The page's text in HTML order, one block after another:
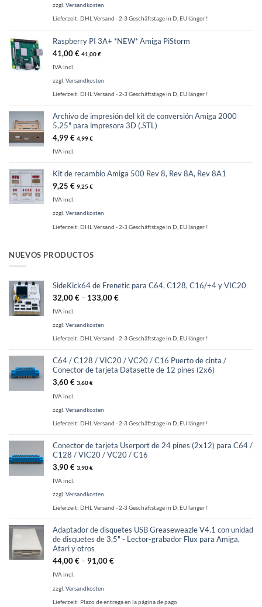
zzgl. Versandkosten
Lieferzeit: DHL Versand - 2-3 Geschäftstage in D, EU länger !
Raspberry PI 3A+ *NEW* Amiga PiStorm
41,00€ 41,00€
IVA incl.
zzgl. Versandkosten
Lieferzeit: DHL Versand - 2-3 Geschäftstage in D, EU länger !
Archivo de impresión del kit de conversión Amiga 2000
5,25" para impresora 3D (.STL)
4,99€ 4,99€
IVA incl.
Kit de recambio Amiga 500 Rev 8, Rev 8A, Rev 8A1
9,25 € 9,25€
IVA incl.
zzgl.Versandkosten
Lieferzeit: DHL Versand - 2-3 Geschäftstage in D, EU länger !
NUEVOS PRODUCTOS
SideKick64 de Frenetic para C64, C128, C16/+4 y VIC20
32,00€ – 133,00€
IVA incl.
zzgl. Versandkosten
Lieferzeit: DHL Versand - 2-3 Geschäftstage in D, EU länger !
C64 / C128 / VIC20 / VC20 / C16 Puerto de cinta /
Conector de tarjeta Datasette de 12 pines (2x6)
3,60€ 3,60€
IVA incl.
zzgl. Versandkosten
Lieferzeit: DHL Versand - 2-3 Geschäftstage in D, EU länger !
Conector de tarjeta Userport de 24 pines (2x12) para C64 /
C128 / VIC20 / VC20 / C16
3,90€ 3,90€
IVA incl.
zzgl. Versandkosten
Lieferzeit: DHL Versand - 2-3 Geschäftstage in D, EU länger !
Adaptador de disquetes USB Greaseweazle V4.1 con unidad
de disquetes de 3,5" - Lector-grabador Flux para Amiga,
Atari y otros
44,00€ –91,00€
IVA incl.
zzgl. Versandkosten
Lieferzeit: Plazo de entrega en la página de pago